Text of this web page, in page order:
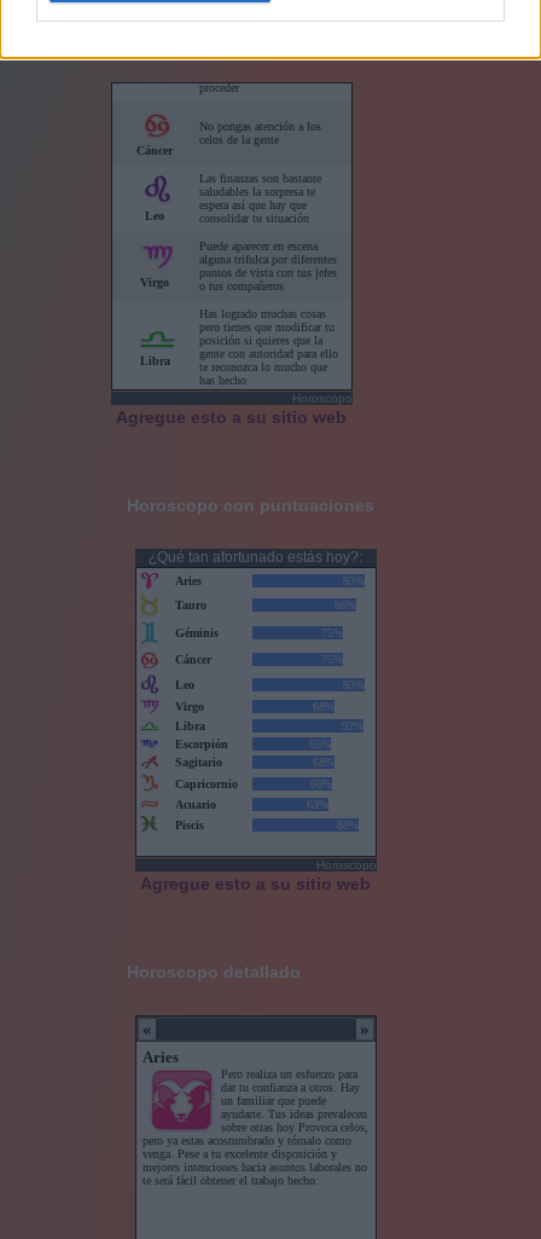
Horoscopo
Agregue esto a su sitio web
Horoscopo con puntuaciones
¿Qué tan afortunado estás hoy?:
Horoscopo
Agregue esto a su sitio web
Horoscopo detallado